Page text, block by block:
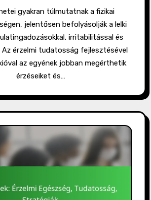
jelentősen befolyásolják a lelki
irritabilitással és
Az érzelmi tudatosság fejlesztésével
az egyének jobban megérthetik
érzéseiket és…